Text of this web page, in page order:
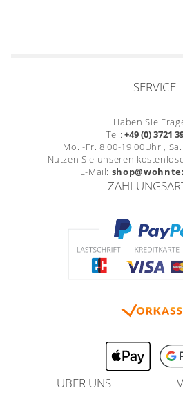
SERVICE
Haben Sie
Tel.: +49 (0) 3721
Mo. -Fr. 8.00-19.00Uhr ,
Nutzen Sie unseren
E-Mail:
ÜBER UNS